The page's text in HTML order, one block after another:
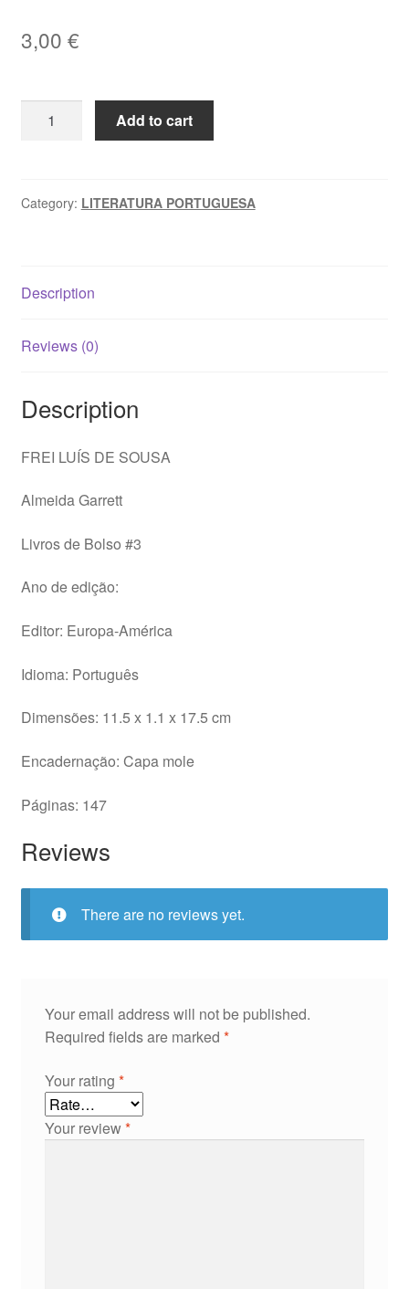
3,00 €
LUÍS
-
Add to cart
Category: LITERATURA PORTUGUESA
Description
Reviews (0)
Description
FREI LUÍS DE SOUSA
Almeida Garrett
Livros de Bolso #3
Ano de edição:
Editor: Europa-América
Idioma: Português
Dimensões: 11.5 x 1.1 x 17.5 cm
Encadernação: Capa mole
Páginas: 147
Reviews
There are no reviews yet.
Your email address will not be published.
Required fields are marked *
Your rating *
Your review*